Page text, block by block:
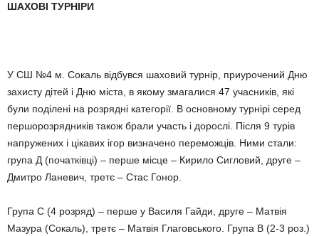
ШАХОВІ ТУРНІРИ
У СШ №4 м. Сокаль відбувся шаховий турнір, приурочений Дню
захисту дітей і Дню міста, в якому змагалися 47 учасників, які
були поділені на розрядні категорії. В основному турнірі серед
першороз­рядників також брали участь і до­рослі. Після 9 турів
напружених і ціка­вих ігор визначено переможців. Ними стали:
група Д (початківці) – перше місце – Кирило Сигловий, друге –
Дмитро Ланевич, третє – Стас Гонор.
Група С (4 розряд) – перше у Ва­силя Гайди, друге – Матвія
Мазура (Сокаль), третє – Матвія Глагов­ського. Група В (2-3 роз.)